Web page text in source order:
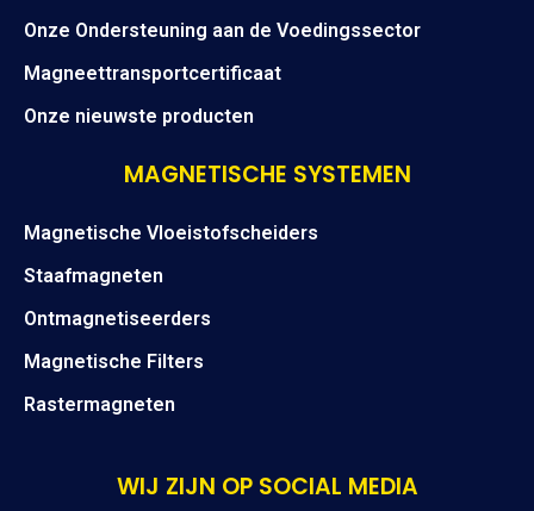
Onze Ondersteuning aan de Voedingssector
Magneettransportcertificaat
Onze nieuwste producten
MAGNETISCHE SYSTEMEN
Magnetische Vloeistofscheiders
Staafmagneten
Ontmagnetiseerders
Magnetische Filters
Rastermagneten
WIJ ZIJN OP SOCIAL MEDIA